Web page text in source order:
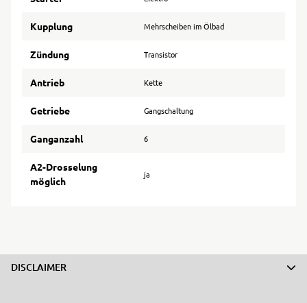
Kupplung Mehrscheiben im Ölbad
Zündung Transistor
Antrieb Kette
Getriebe Gangschaltung
Ganganzahl 6
A2-Drosselung
möglich
ja
DISCLAIMER